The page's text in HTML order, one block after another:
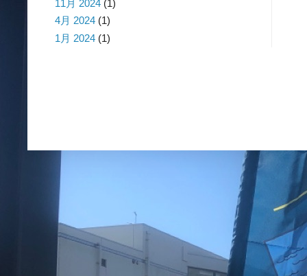
11月 2024 (1)
4月 2024 (1)
1月 2024 (1)